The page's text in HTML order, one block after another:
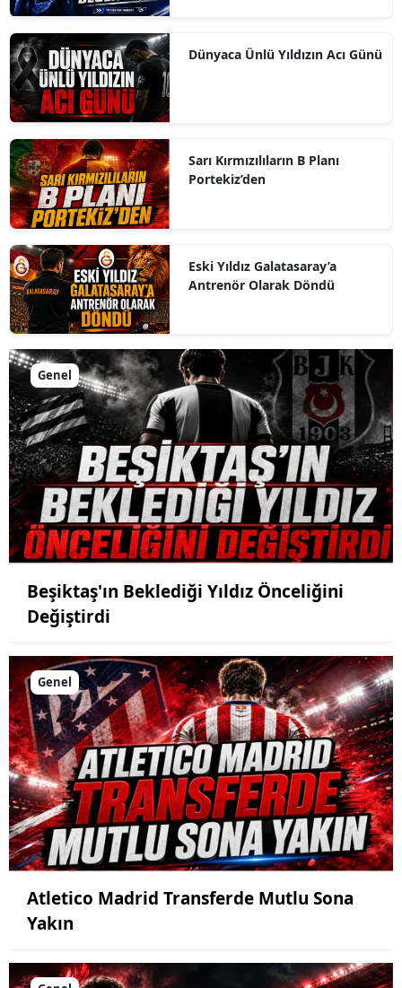
Dünyaca Ünlü Yıldızın Acı Günü
Sarı Kırmızılıların B Planı
Portekiz’den
Eski Yıldız Galatasaray’a
Antrenör Olarak Döndü
Genel
Beşiktaş'ın Beklediği Yıldız Önceliğini
Değiştirdi
Genel
Atletico Madrid Transferde Mutlu Sona
Yakın